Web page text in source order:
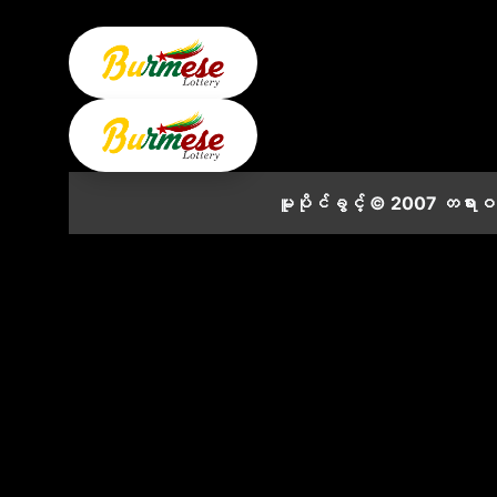
မူပိုင်ခွင့် © 2007 တရား